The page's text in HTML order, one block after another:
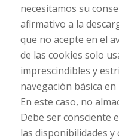
necesitamos su
afirmativo a la
que no acepte en el
de las cookies solo
imprescindibles y
navegación básica
En este caso, no
Debe ser consciente
las disponibilidades y